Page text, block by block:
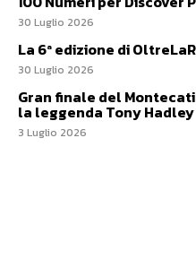
30 Luglio 2026
La 6ª edizione di
30 Luglio 2026
Gran finale del
la leggenda Tony Hadley
3 Luglio 2026